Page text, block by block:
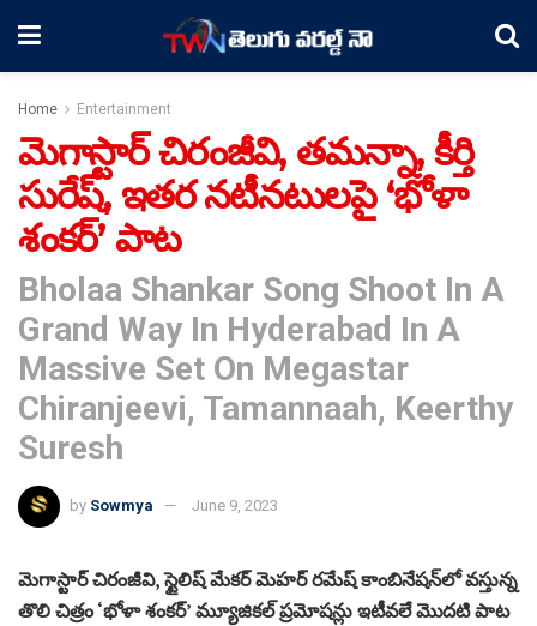
Home Entertainment
మెగాస్టార్ చిరంజీవి, తమన్నా, కీర్తి
సురేష్, ఇతర నటీనటులపై ‘భోళా
శంకర్’ పాట
Bholaa Shankar Song Shoot In A
Grand Way In Hyderabad In A
Massive Set On Megastar
Chiranjeevi, Tamannaah, Keerthy
Suresh
by Sowmya June 9, 2023
మెగాస్టార్ చిరంజీవి, స్టైలిష్ మేకర్ మెహర్ రమేష్ కాంబినేషన్‌లో వస్తున్న
తొలి చిత్రం ‘భోళా శంకర్’ మ్యూజికల్ ప్రమోషన్లు ఇటీవలే మొదటి పాట